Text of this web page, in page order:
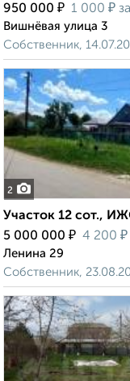
950 000 ₽ 1 000 ₽
Вишнёвая улица 3
Собственник,
2
Участок 12 сот.,
5 000 000 ₽ 4 200 ₽
Ленина 29
Собственник,